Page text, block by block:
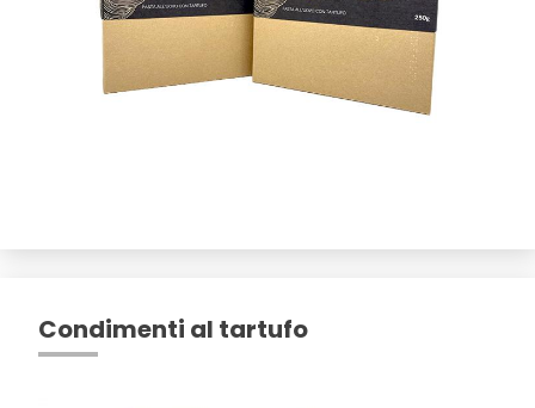
Condimenti al tartufo